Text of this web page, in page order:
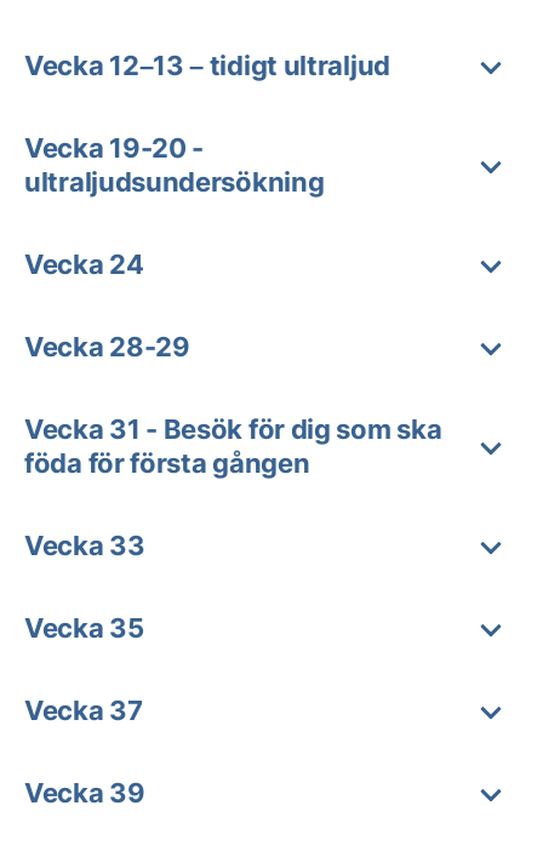
Vecka 12–13 – tidigt ultraljud
Vecka 19-20 -
ultraljudsundersökning
Vecka 24
Vecka 28-29
Vecka 31 - Besök för dig som ska
föda för första gången
Vecka 33
Vecka 35
Vecka 37
Vecka 39